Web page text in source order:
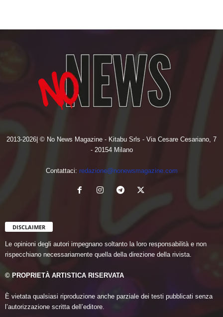
2013-2026| © No News Magazine - Kitabu Srls - Via Cesare Cesariano, 7
- 20154 Milano
Contattaci: redazione@nonewsmagazine.com
DISCLAIMER
Le opinioni degli autori impegnano soltanto la loro responsabilità e non
rispecchiano necessariamente quella della direzione della rivista.
© PROPRIETÀ ARTISTICA RISERVATA
È vietata qualsiasi riproduzione anche parziale dei testi pubblicati senza
l’autorizzazione scritta dell’editore.